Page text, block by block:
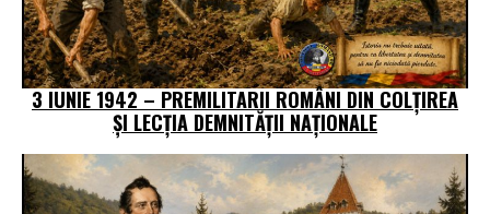
3 IUNIE 1942 – PREMILITARII ROMÂNI DIN COLȚIREA
ȘI LECȚIA DEMNITĂȚII NAȚIONALE